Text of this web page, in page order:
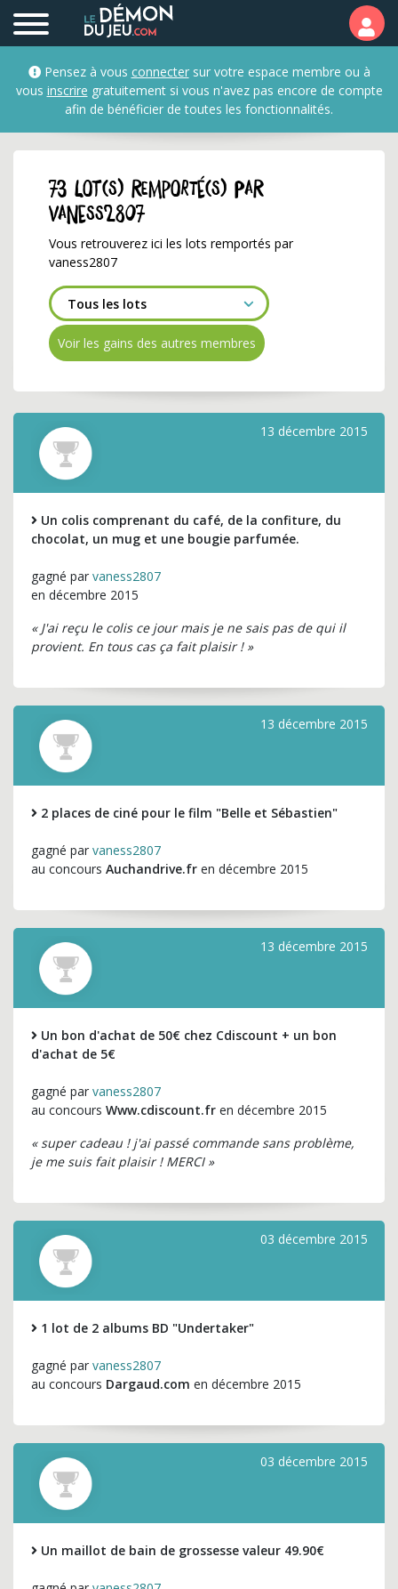
Les lots remportés par
Pensez à vous connectersur votre espace membre ou à
vous inscrire gratuitement si vous n'avez pas encore de compte
afin de bénéficier de toutes les fonctionnalités.
73 lot(s) remporté(s) par
vaness2807
Vous retrouverez ici les lots remportés par
vaness2807
Voir les gains des autres membres
13 décembre 2015
Un colis comprenant du café, de la confiture, du
chocolat, un mug et une bougie parfumée.
gagné par vaness2807
en décembre 2015
« J'ai reçu le colis ce jour mais je ne sais pas de qui il
provient. En tous cas ça fait plaisir ! »
13 décembre 2015
2 places de ciné pour le film "Belle et Sébastien"
gagné par vaness2807
au concours Auchandrive.fr en décembre 2015
13 décembre 2015
Un bon d'achat de 50€ chez Cdiscount + un bon
d'achat de 5€
gagné par vaness2807
au concours Www.cdiscount.fr en décembre 2015
« super cadeau ! j'ai passé commande sans problème,
je me suis fait plaisir ! MERCI »
03 décembre 2015
1 lot de 2 albums BD "Undertaker"
gagné par vaness2807
au concours Dargaud.com en décembre 2015
03 décembre 2015
Un maillot de bain de grossesse valeur 49.90€